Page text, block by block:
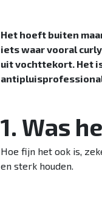
Het hoeft buiten
iets waar vooral
uit vochttekort. Het
1. Was
Hoe fijn het ook is,
en sterk houden.